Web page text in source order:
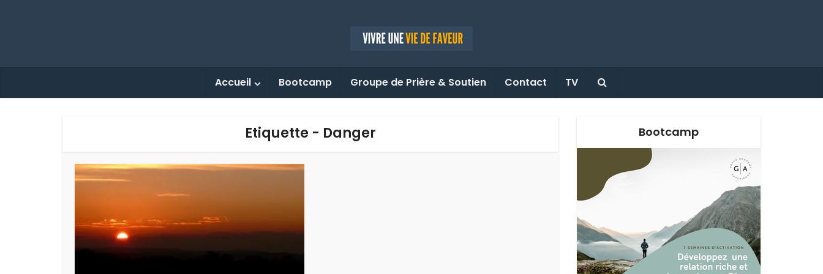
Accueil Bootcamp Groupe de Prière & Soutien Contact TV
Etiquette - Danger Bootcamp